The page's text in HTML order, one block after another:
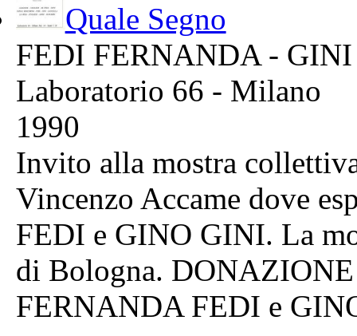
Quale Segno
FEDI FERNANDA -
Laboratorio 66 - Milano
1990
Invito alla mostra
Vincenzo Accame dove
FEDI e GINO GINI. La
di Bologna.
FERNANDA FEDI e